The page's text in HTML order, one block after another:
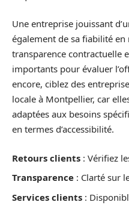
Une entreprise jouissant
également de sa fiabilité
transparence contractuelle
importants pour évaluer
encore, ciblez des
locale à Montpellier, car
adaptées aux besoins
en termes d’accessibilité.
Retours clients : Vérifiez
Transparence : Clarté sur
Services clients :